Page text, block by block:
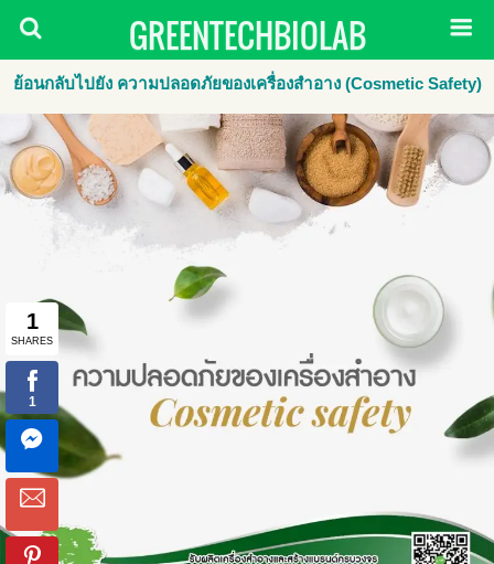
GREENTECHBIOLAB
ย้อนกลับไปยัง ความปลอดภัยของเครื่องสำอาง (Cosmetic Safety)